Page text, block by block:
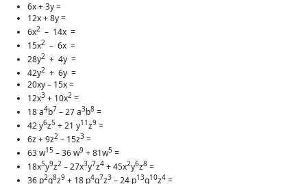
6x + 3y =
12x + 8y =
6x2 – 14x =
15x2 – 6x =
28y2 + 4y =
42y2 + 6y =
20xy – 15x =
12x3 + 10x2 =
18 a4b7 – 27 a3b8 =
42 y6z5 + 21 y11z9 =
6z + 9z2 – 15z3 =
63 w15 – 36 w9 + 81w5 =
18x5y9z2 – 27x3y7z4 + 45x2y6z8 =
36 p2q8z9 + 18 p4q7z3 – 24 p13q10z4 =